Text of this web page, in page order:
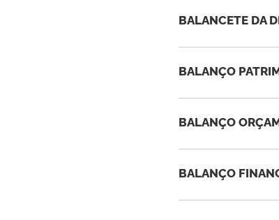
BALANCETE DA
BALANÇO
BALANÇO
BALANÇO